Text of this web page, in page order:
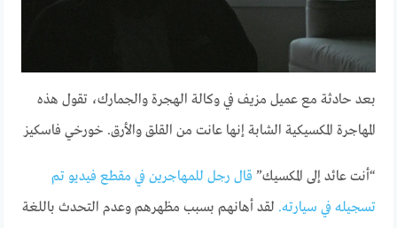
بعد حادثة مع عميل مزيف في وكالة الهجرة والجمارك، تقول هذه
المهاجرة المكسيكية الشابة إنها عانت من القلق والأرق. خورخي فاسكيز
“أنت عائد إلى المكسيك” قال رجل للمهاجرين في مقطع فيديو تم
تسجيله في سيارته. لقد أهانهم بسبب مظهرهم وعدم التحدث باللغة